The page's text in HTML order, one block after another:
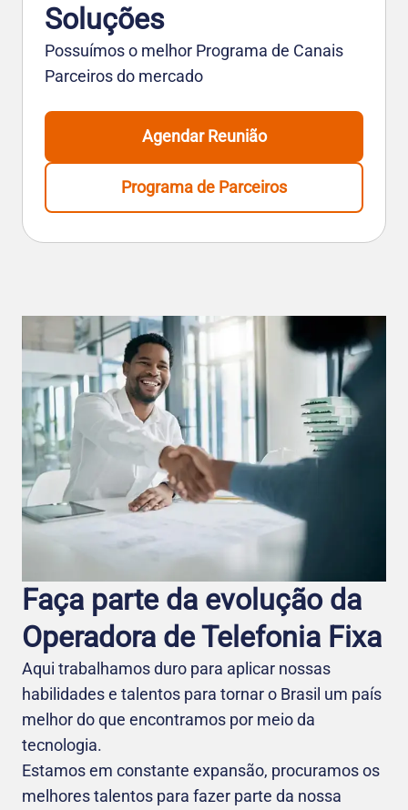
Soluções
Possuímos o melhor Programa de Canais
Parceiros do mercado
Agendar Reunião
Programa de Parceiros
Faça parte da evolução da
Operadora de Telefo nia Fixa
Aqui trabalhamos duro para aplicar nossas
habilidades e talentos para tornar o Brasil um país
melhor do que encontramos por meio da
tecnologia.
Estamos em constante expansão, procuramos os
melhores talentos para fazer parte da nossa